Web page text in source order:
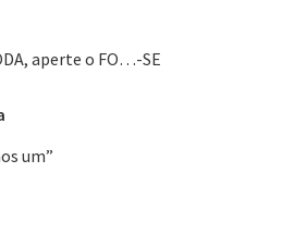
aperte o FO…-SE
um”